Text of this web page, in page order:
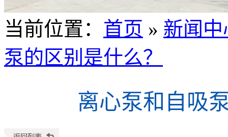
当前位置 ： 首页 » 新闻中
泵的区别是什么？
离心泵和自吸